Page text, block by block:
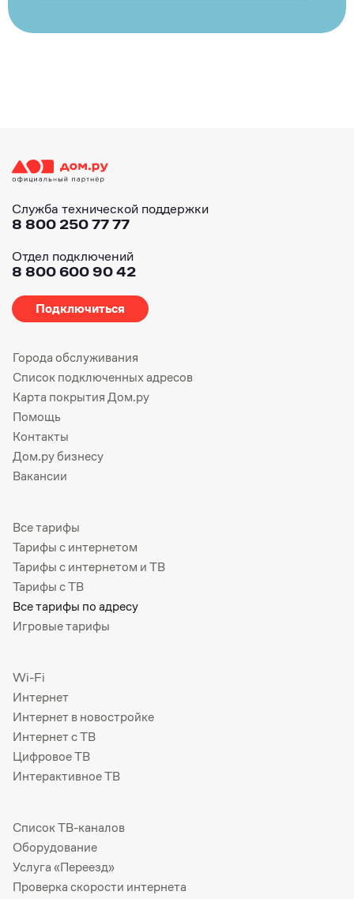
Служба технической поддержки
8 800 250 77 77
Отдел подключений
8 800 600 90 42
Подключиться
Города обслуживания
Список подключенных адресов
Карта покрытия Дом.ру
Помощь
Контакты
Дом.ру бизнесу
Вакансии
Все тарифы
Тарифы с интернетом
Тарифы с интернетом и ТВ
Тарифы с ТВ
Все тарифы по адресу
Игровые тарифы
Wi-Fi
Интернет
Интернет в новостройке
Интернет с ТВ
Цифровое ТВ
Интерактивное ТВ
Список ТВ-каналов
Оборудование
Услуга «Переезд»
Проверка скорости интернета